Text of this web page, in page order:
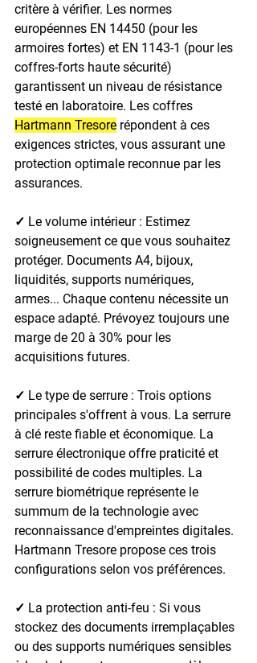
critère à vérifier. Les normes
européennes EN 14450 (pour les
armoires fortes) et EN 1143-1 (pour les
coffres-forts haute sécurité)
garantissent un niveau de résistance
testé en laboratoire. Les coffres
Hartmann Tresore répondent à ces
exigences strictes, vous assurant une
protection optimale reconnue par les
assurances.
✓ Le volume intérieur : Estimez
soigneusement ce que vous souhaitez
protéger. Documents A4, bijoux,
liquidités, supports numériques,
armes... Chaque contenu nécessite un
espace adapté. Prévoyez toujours une
marge de 20 à 30% pour les
acquisitions futures.
✓ Le type de serrure : Trois options
principales s'offrent à vous. La serrure
à clé reste fiable et économique. La
serrure électronique offre praticité et
possibilité de codes multiples. La
serrure biométrique représente le
summum de la technologie avec
reconnaissance d'empreintes digitales.
Hartmann Tresore propose ces trois
configurations selon vos préférences.
✓ La protection anti-feu : Si vous
stockez des documents irremplaçables
ou des supports numériques sensibles